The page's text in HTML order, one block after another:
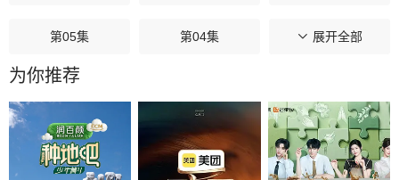
第05集 第04集 第03集
第02集
展开全部
为你推荐